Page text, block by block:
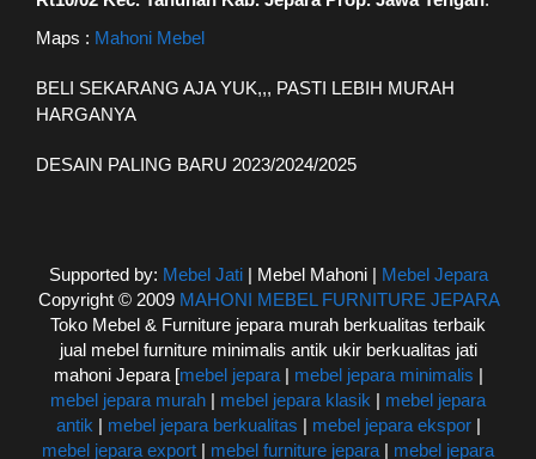
Maps : Mahoni Mebel
BELI SEKARANG AJA YUK,,, PASTI LEBIH MURAH
HARGANYA
DESAIN PALING BARU 2023/2024/2025
Supported by: Mebel Jati| Mebel Mahoni | Mebel Jepara
Copyright © 2009 MAHONI MEBEL FURNITURE JEPARA
Toko Mebel & Furniture jepara murah berkualitas terbaik
jual mebel furniture minimalis antik ukir berkualitas jati
mahoni Jepara [mebel jepara| mebel jepara minimalis |
mebel jepara murah | mebel jepara klasik | mebel jepara
antik | mebel jepara berkualitas | mebel jepara ekspor|
mebel jepara export | mebel furniture jepara | mebel jepara